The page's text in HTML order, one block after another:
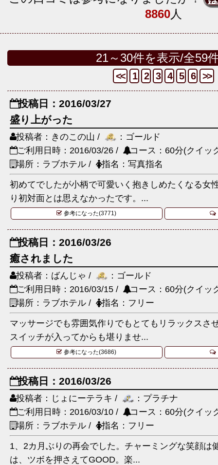
8860人
21～30件を表示/全59
<< 1 2 3 4 5 6 >>
投稿日：2016/03/27
盛り上がった
投稿者：きのこの山 /
：ゴールド
ご利用日時：2016/03/26 /
コース：60分(クイ
場所：ラブホテル /
指名：写真指名
初めてでしたが小柄で可愛いく抱きしめたくなる女
り初対面とは思えなかったです。...
参考になった(3771)
投稿日：2016/03/26
癒されました
投稿者：ばんじゃ /
：ゴールド
ご利用日時：2016/03/15 /
コース：60分(クイ
場所：ラブホテル /
指名：フリー
マッサージでも雰囲気作りでもとてもリラックスさ
スイッチが入ってからも堪りませ...
参考になった(3686)
投稿日：2016/03/26
投稿者：じょにーテラキ /
：プラチナ
ご利用日時：2016/03/10 /
コース：60分(クイ
場所：ラブホテル /
指名：フリー
1、2カ月ぶりの再会でした。チャーミングな笑顔は
は、ツボを押さえてGOOD。楽...